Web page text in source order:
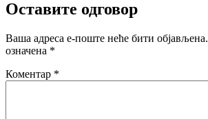
Оставите одговор
Ваша адреса е-поште неће бити објављена.
означена *
Коментар *